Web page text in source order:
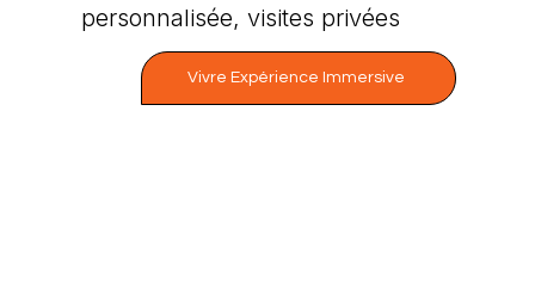
personnalisée, visites privées
Vivre Expérience Immersive